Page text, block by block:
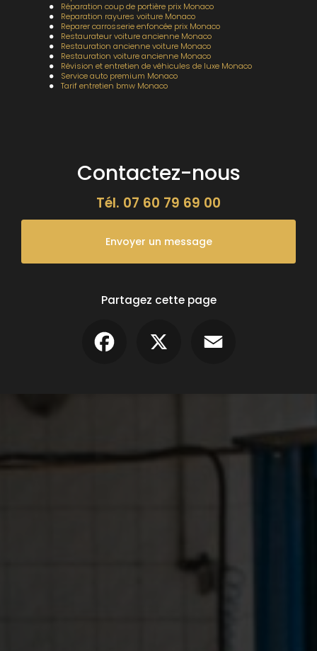
Réparation coup de portière prix Monaco
Reparation rayures voiture Monaco
Reparer carrosserie enfoncée prix Monaco
Restaurateur voiture ancienne Monaco
Restauration ancienne voiture Monaco
Restauration voiture ancienne Monaco
Révision et entretien de véhicules de luxe Monaco
Service auto premium Monaco
Tarif entretien bmw Monaco
Contactez-nous
Tél. 07 60 79 69 00
Envoyer un message
Partagez cette page